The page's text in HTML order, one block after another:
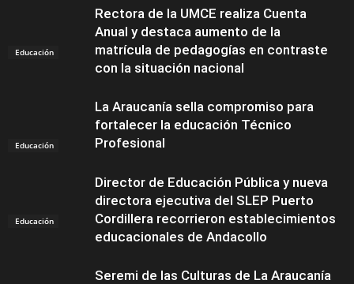
Educación
Rectora de la UMCE realiza Cuenta
Anual y destaca aumento de la
matrícula de pedagogías en contraste
con la situación nacional
Educación
La Araucanía sella compromiso para
fortalecer la educación Técnico
Profesional
Educación
Director de Educación Pública y nueva
directora ejecutiva del SLEP Puerto
Cordillera recorrieron establecimientos
educacionales de Andacollo
Seremi de las Culturas de La Araucanía